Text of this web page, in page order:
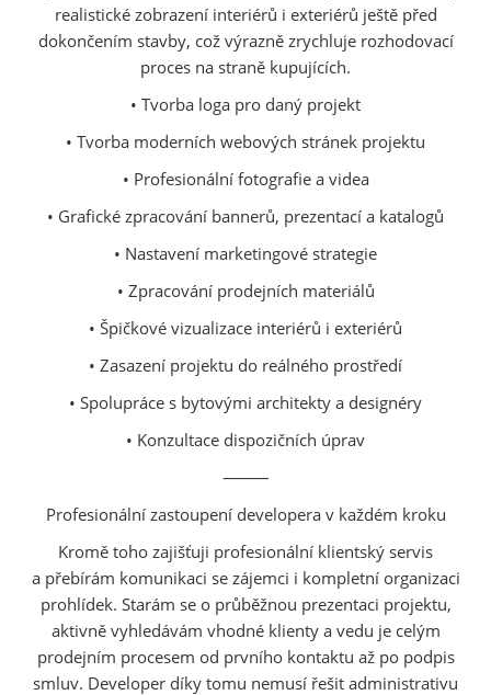
realistické zobrazení interiérů i exteriérů ještě před
dokončením stavby, což výrazně zrychluje rozhodovací
proces na straně kupujících.
• Tvorba loga pro daný projekt
• Tvorba moderních webových stránek projektu
• Profesionální fotografie a videa
• Grafické zpracování bannerů, prezentací a katalogů
• Nastavení marketingové strategie
• Zpracování prodejních materiálů
• Špičkové vizualizace interiérů i exteriérů
• Zasazení projektu do reálného prostředí
• Spolupráce s bytovými architekty a designéry
• Konzultace dispozičních úprav
⸻
Profesionální zastoupení developera v každém kroku
Kromě toho zajišťuji profesionální klientský servis
a přebírám komunikaci se zájemci i kompletní organizaci
prohlídek. Starám se o průběžnou prezentaci projektu,
aktivně vyhledávám vhodné klienty a vedu je celým
prodejním procesem od prvního kontaktu až po podpis
smluv. Developer díky tomu nemusí řešit administrativu